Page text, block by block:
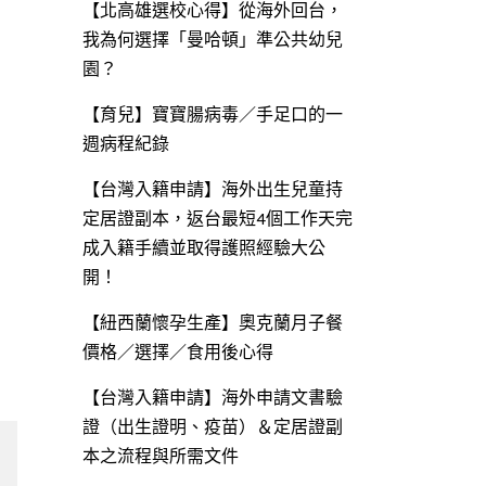
【北高雄選校心得】從海外回台，
我為何選擇「曼哈頓」準公共幼兒
園？
【育兒】寶寶腸病毒／手足口的一
週病程紀錄
【台灣入籍申請】海外出生兒童持
定居證副本，返台最短4個工作天完
成入籍手續並取得護照經驗大公
開！
【紐西蘭懷孕生產】奧克蘭月子餐
價格／選擇／食用後心得
【台灣入籍申請】海外申請文書驗
證（出生證明、疫苗）＆定居證副
本之流程與所需文件